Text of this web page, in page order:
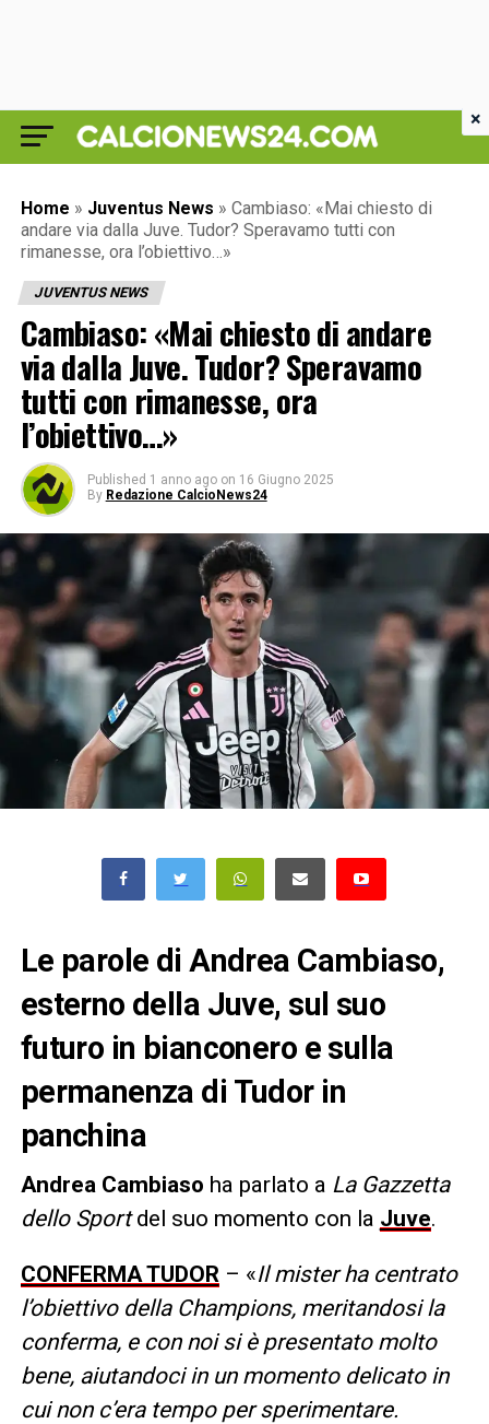
Home » Juventus News » Cambiaso: «Mai chiesto di
andare via dalla Juve. Tudor? Speravamo tutti con
rimanesse, ora l’obiettivo…»
JUVENTUS NEWS
Cambiaso: «Mai chiesto di andare
via dalla Juve. Tudor? Speravamo
tutti con rimanesse, ora
l’obiettivo…»
Published 1 anno ago on 16 Giugno 2025
By Redazione CalcioNews24
Le parole di Andrea Cambiaso,
esterno della Juve, sul suo
futuro in bianconero e sulla
permanenza di Tudor in
panchina
Andrea Cambiaso ha parlato a La Gazzetta
dello Sportdel suo momento con la Juve.
CONFERMA TUDOR – «Il mister ha centrato
l’obiettivo della Champions, meritandosi la
conferma, e con noi si è presentato molto
bene, aiutandoci in un momento delicato in
cui non c’era tempo per sperimentare.
×